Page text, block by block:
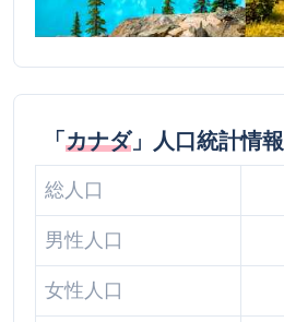
「カナダ」人口統計情報
総人口
男性人口
女性人口